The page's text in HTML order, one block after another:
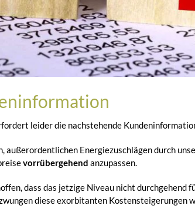
leider die nachstehende
außerordentlichen Energiezuschlägen durch
vorrübergehend anzupassen.
dass das jetzige Niveau nicht durchgehend
diese exorbitanten Kostensteigerungen